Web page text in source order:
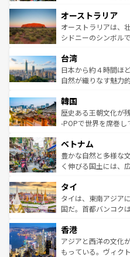
部のニューオーリン
文化が魅力。旅行者
しみながら、その多
ならではの贅沢な旅のスタイルだ
情報はコンテンツ一
ワイ島は見逃せない
島だが、静かな自然
おすすめ。エメラル
れるおもてなしの心
人々、おいしいロー
ク、伝統的なフラダ
ワイを、存分に味わってほしい。 な
はコンテンツ一覧を
オーストラリア
オーストラリアは、
シドニーのシンボル
リアリーフや大陸中
ク）、タスマニアの
ど、見どころがたく
いる。アクティビテ
ビング、ハイキング
い。オーストラリア
参照してほしい。
台湾
日本から約４時間ほ
自然が織りなす魅力
ン）、静ひつな山岳
と山間の静けさが共
驚きをもたらしてく
容にもいいと評判の
が味わえる
照してほしい。
韓国
歴史ある王朝文化が
-POPで世界を席巻し
き、地方に足を延ば
できる。そして、キ
まで、さまざまな韓
リティに包まれなが
覧を参照してほしい。
ベトナム
豊かな自然と多様な
く伸びる国土には、
急速な発展と共に伝
ーチミン市のフラン
醸し出している。ま
とつ。フォーやバイ
ひ現地で味わいたい
が旅行者を迎えてく
タイ
タイは、東南アジア
国だ。首都バンコク
の活気が交差してい
帯で自然と触れ合い
いビーチでリゾート
香港
アジアと西洋の文化
もっている。ヴィク